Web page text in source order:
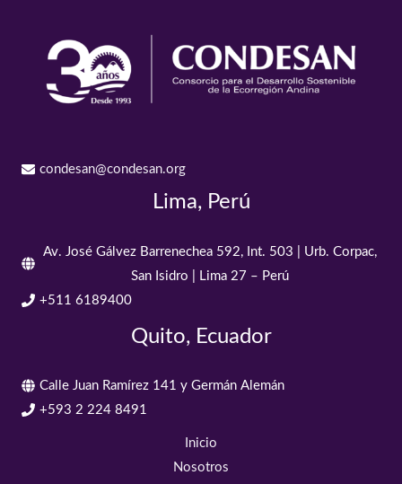
condesan@condesan.org
Lima, Perú
Av. José Gálvez Barrenechea 592, Int. 503 | Urb. Corpac,
San Isidro | Lima 27 – Perú
+511 6189400
Quito, Ecuador
Calle Juan Ramírez 141 y Germán Alemán
+593 2 224 8491
Inicio
Nosotros